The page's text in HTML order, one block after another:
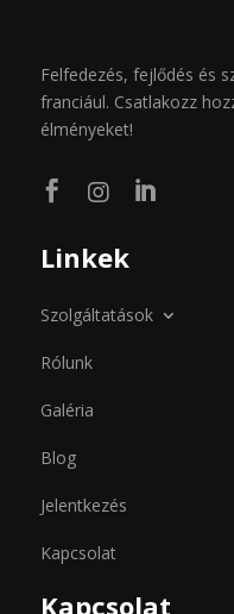
Felfedezés, fejlődés és
franciául. Csatlakozz
élményeket!
  
Linkek
Szolgáltatások
Rólunk
Galéria
Blog
Jelentkezés
Kapcsolat
Kapcsolat